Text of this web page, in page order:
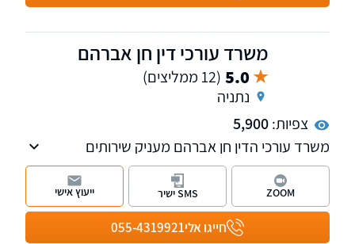
משרד עורכי דין חן אברהם
5.0 (12 ממליצים)
נתניה
צפיות:5,900
משרד עורכי הדין חן אברהם מעניק שירותים
בתחומי המקרקעין ונזיקין, חבר לשכת עורכי הדין
משנת 2014 , המשרד מביא איתו נסיון ייחודי מעולם
חברות ביטוח
חייגו אלי055-4319921
ZOOM SMS ישיר ייעוץ אישי